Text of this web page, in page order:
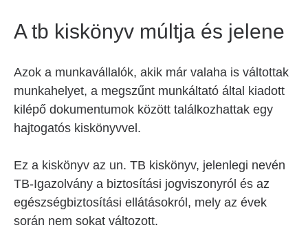
A tb kiskönyv múltja és jelene
Azok a munkavállalók, akik már valaha is váltottak
munkahelyet, a megszűnt munkáltató által kiadott
kilépő dokumentumok között találkozhattak egy
hajtogatós kiskönyvvel.
Ez a kiskönyv az un. TB kiskönyv, jelenlegi nevén
TB-Igazolvány a biztosítási jogviszonyról és az
egészségbiztosítási ellátásokról, mely az évek
során nem sokat változott.